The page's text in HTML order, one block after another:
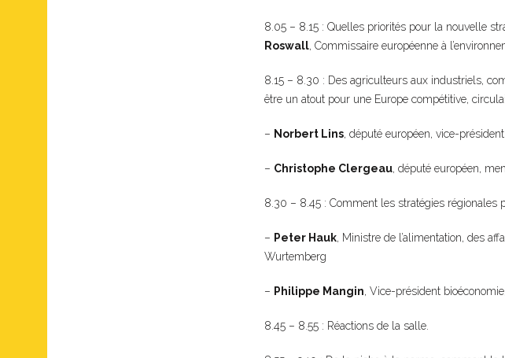
8.05 – 8.15 : Quelles priorités pour la nouvelle
Roswall, Commissaire européenne à
8.15 – 8.30 : Des agriculteurs aux industriels,
être un atout pour une Europe compétitive,
– Norbert Lins, député européen, vice-
– Christophe Clergeau, député européen,
8.30 – 8.45 : Comment les stratégies régionales
– Peter Hauk, Ministre de l’alimentation, des
Wurtemberg
– Philippe Mangin, Vice-président
8.45 – 8.55 : Réactions de la salle.